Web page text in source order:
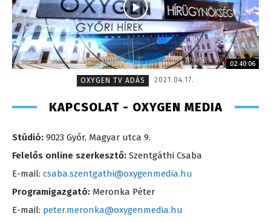
02:40:06
OXYGEN TV ADÁS
2021.04.17.
KAPCSOLAT - OXYGEN MEDIA
Stúdió: 9023 Győr, Magyar utca 9.
Felelős online szerkesztő: Szentgáthi Csaba
E-mail: csaba.szentgathi@oxygenmedia.hu
Programigazgató: Meronka Péter
E-mail: peter.meronka@oxygenmedia.hu